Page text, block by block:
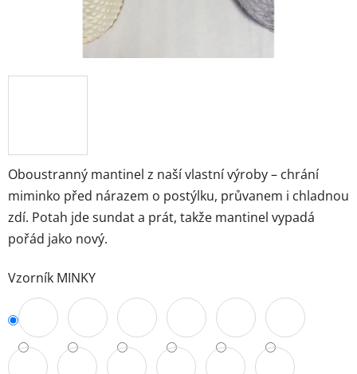
Oboustranný mantinel z naší vlastní výroby – chrání
miminko před nárazem o postýlku, průvanem i chladnou
zdí. Potah jde sundat a prát, takže mantinel vypadá
pořád jako nový.
Vzorník MINKY